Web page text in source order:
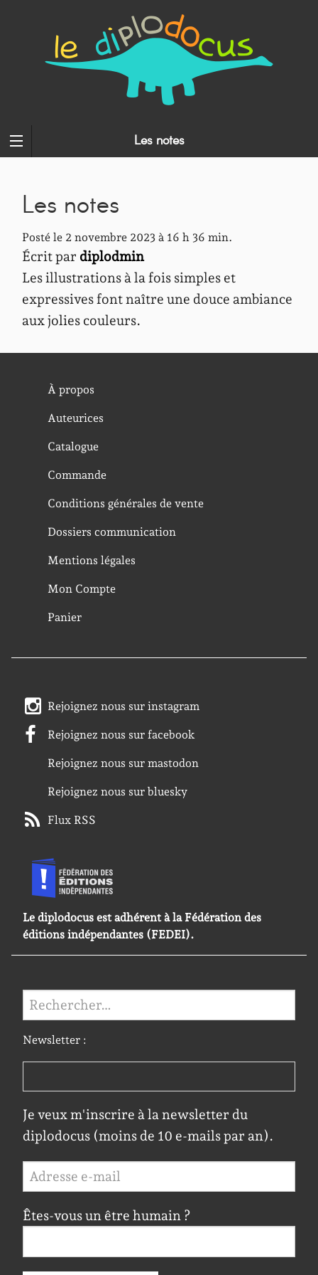
Les notes
Les notes
Posté le 2 novembre 2023 à 16 h 36 min.
Écrit par diplodmin
Les illustrations à la fois simples et
expressives font naître une douce ambiance
aux jolies couleurs.
À propos
Auteurices
Catalogue
Commande
Conditions générales de vente
Dossiers communication
Mentions légales
Mon Compte
Panier
Rejoignez nous sur instagram
Rejoignez nous sur facebook
Rejoignez nous sur mastodon
Rejoignez nous sur bluesky
Flux RSS
Le diplodocus est adhérent à la Fédération des
éditions indépendantes (FEDEI).
Rechercher :
Newsletter :
Je veux m'inscrire à la newsletter du
diplodocus (moins de 10 e-mails par an).
Êtes-vous un être humain ?